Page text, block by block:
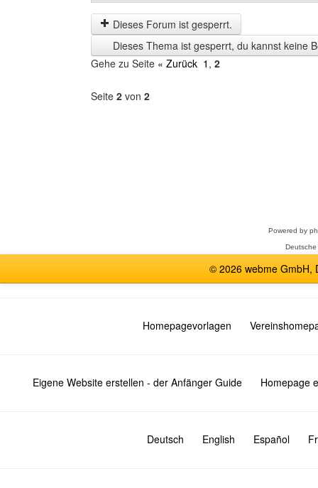
der
letzten
Zeit
anzeigen
by
Dieses Forum ist gesperrt.
Dieses Thema ist gesperrt, du kannst keine
Gehe zu Seite « Zurück 1 , 2
Seite 2 von 2
Powered by
© 2026 webme GmbH,
Homepagevorlagen
Eigene Website erstellen - der Anfänger Guide Homepage
Deutsch English Español